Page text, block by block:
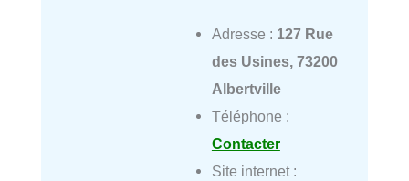
Adresse : 127 Rue
des Usines, 73200
Albertville
Téléphone :
Contacter
Site internet :